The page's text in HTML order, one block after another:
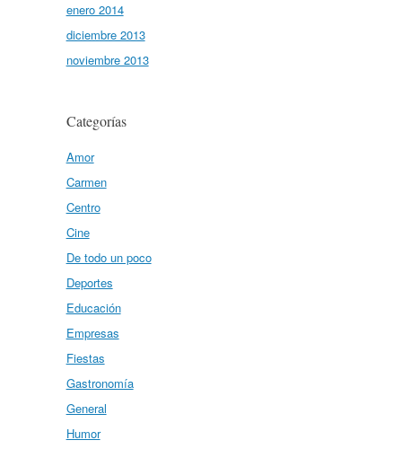
enero 2014
diciembre 2013
noviembre 2013
Categorías
Amor
Carmen
Centro
Cine
De todo un poco
Deportes
Educación
Empresas
Fiestas
Gastronomía
General
Humor